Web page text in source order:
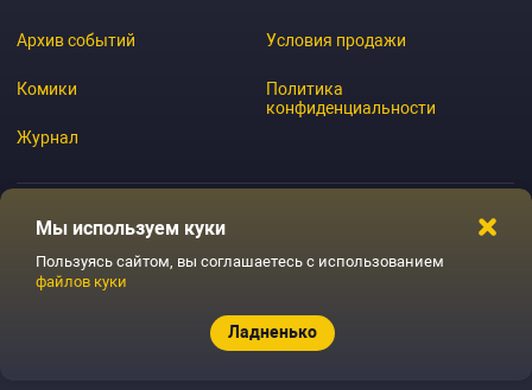
Архив событий
Комики
Журнал
Условия продажи
Политика
конфиденциальности
Мы используем куки
Пользуясь сайтом, вы соглашаетесь с использованием
файлов куки
Ладненько